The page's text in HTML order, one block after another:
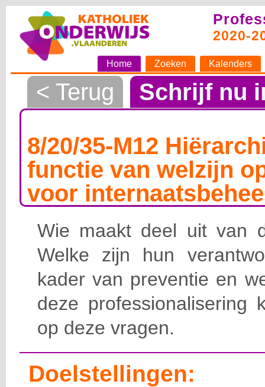
2020-
Home Zoeken Kalenders
< Terug Schrijf nu
8/20/35-M12
functie van welzijn
voor
Wie maakt deel uit van
Welke zijn hun
kader van preventie en
deze professionalisering
op deze vragen.
Doelstellingen: